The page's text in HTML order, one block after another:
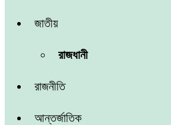
জাতীয়
রাজধানী
রাজনীতি
আন্তর্জাতিক